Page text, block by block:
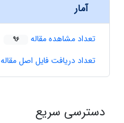
آمار
تعداد مشاهده مقاله 96
تعداد دریافت فایل اصل مقاله
دسترسی سریع